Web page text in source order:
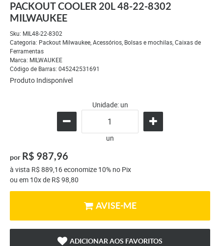
PACKOUT COOLER 20L 48-22-8302
MILWAUKEE
Sku: MIL48-22-8302
Categoria: Packout Milwaukee,Acessórios, Bolsas e mochilas,Caixas de
Ferramentas
Marca: MILWAUKEE
Código de Barras: 045242531691
Produto Indisponível
Unidade: un
un
por R$ 987,96
à vista R$ 889,16economize 10% no Pix
ou em 10xde R$ 98,80
AVISE-ME
ADICIONAR AOS FAVORITOS